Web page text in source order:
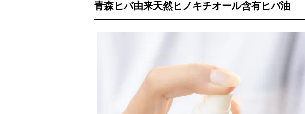
青森ヒバ由来天然ヒノキチオール含有ヒバ油